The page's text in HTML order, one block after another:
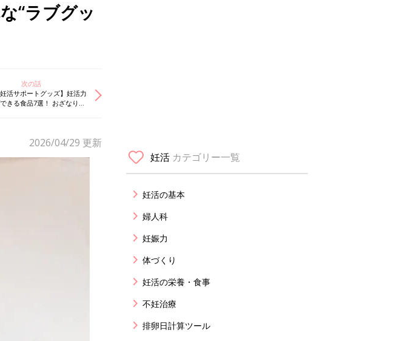
“ラブグッ
次の話
妊活サポートグッズ】妊活力
きる食品7選！ おざなりに
2026/04/29 更新
妊活 カテゴリー一覧
妊活の基本
婦人科
妊娠力
体づくり
妊活の栄養・食事
不妊治療
排卵日計算ツール